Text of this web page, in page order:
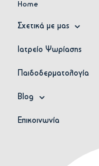
Home
Σχετικά με μας
Ιατρείο Ψωρίασης
Παιδοδερματολογία
Blog
Επικοινωνία